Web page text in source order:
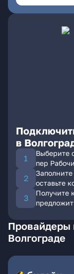
в
Выберите
пер
оставьте
Получите
Провайдеры
Волгограде